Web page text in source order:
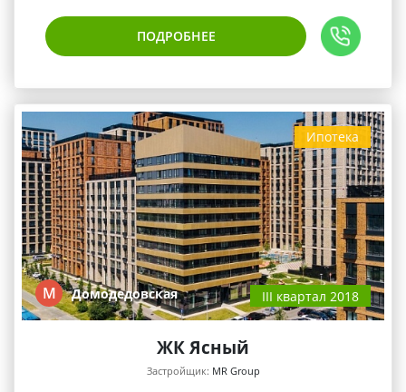
ПОДРОБНЕЕ
Ипотека
М Домодедовская III квартал 2018
ЖК Ясный
Застройщик: MR Group